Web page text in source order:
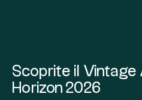
Scoprite il Vintage
Horizon 2026